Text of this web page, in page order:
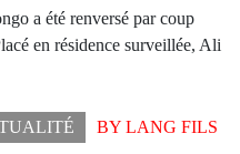
a été renversé par coup
en résidence surveillée, Ali
BY LANG FILS